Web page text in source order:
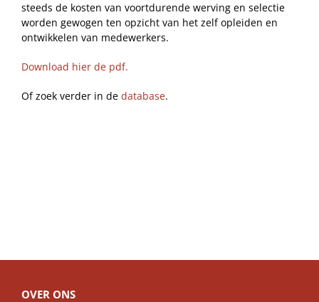
steeds de kosten van voortdurende werving en selectie
worden gewogen ten opzicht van het zelf opleiden en
ontwikkelen van medewerkers.
Download hier de pdf.
Of zoek verder in de database.
OVER ONS